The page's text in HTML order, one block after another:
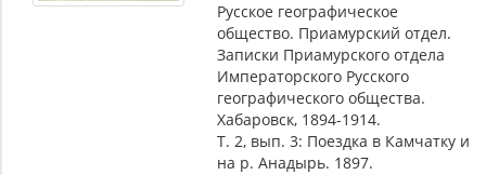
Русское географическое
общество. Приамурский отдел.
Записки Приамурского отдела
Императорского Русского
географического общества.
Хабаровск, 1894-1914.
Т. 2, вып. 3: Поездка в Камчатку и
на р. Анадырь. 1897.